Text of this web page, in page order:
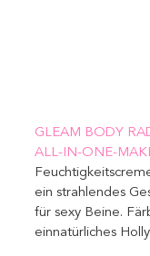
GLEAM BODY
ALL-IN-ONE-
ein strahlendes
für sexy Beine.
einnatürliches